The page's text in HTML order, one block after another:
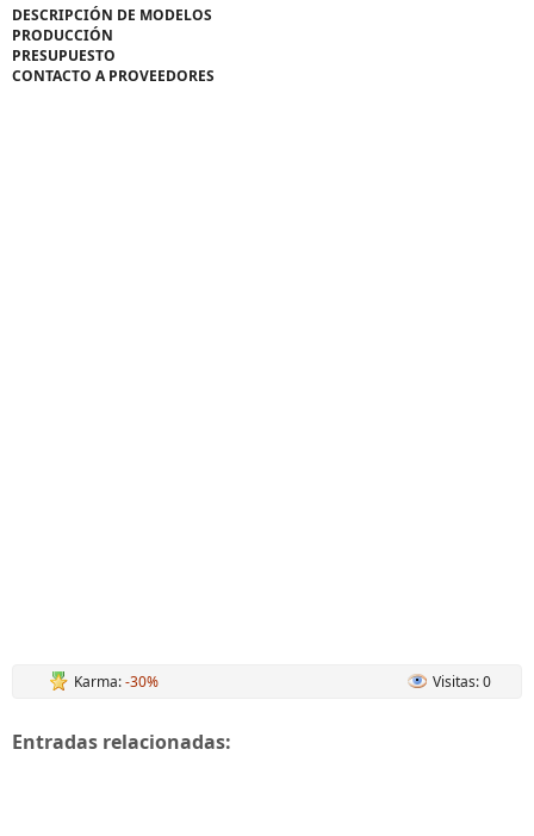
DESCRIPCIÓN DE MODELOS
PRODUCCIÓN
PRESUPUESTO
CONTACTO A PROVEEDORES
Karma:-30% Visitas: 0
Entradas relacionadas: